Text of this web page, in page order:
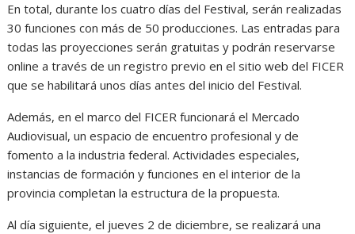
En total, durante los cuatro días del Festival, serán realizadas
30 funciones con más de 50 producciones. Las entradas para
todas las proyecciones serán gratuitas y podrán reservarse
online a través de un registro previo en el sitio web del FICER
que se habilitará unos días antes del inicio del Festival.
Además, en el marco del FICER funcionará el Mercado
Audiovisual, un espacio de encuentro profesional y de
fomento a la industria federal. Actividades especiales,
instancias de formación y funciones en el interior de la
provincia completan la estructura de la propuesta.
Al día siguiente, el jueves 2 de diciembre, se realizará una